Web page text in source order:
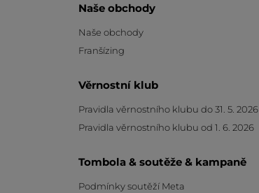
Naše obchody
Naše obchody
Franšízing
Věrnostní klub
Pravidla věrnostního klubu do 31. 5. 2026
Pravidla věrnostního klubu od 1. 6. 2026
Tombola & soutěže & kampaně
Podmínky soutěží Meta